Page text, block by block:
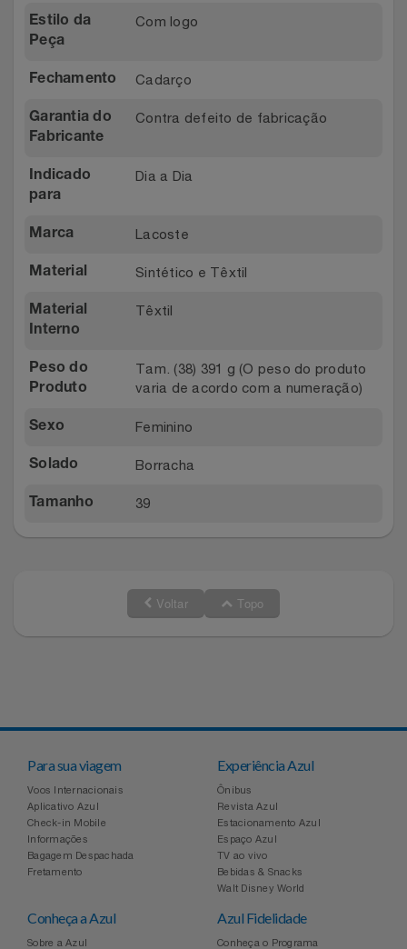
Relógios
Stanley Pmi
The Bar
Top Store
Estilo da
Peça
Com logo
Fechamento Cadarço
Garantia do
Fabricante
Contra defeito de fabricação
Indicado
para
Dia a Dia
Marca Lacoste
Material Sintético e Têxtil
Material
Interno
Têxtil
Peso do
Produto
Tam. (38) 391 g (O peso do produto
varia de acordo com a numeração)
Sexo Feminino
Solado Borracha
Tamanho 39
Voltar Topo
Para sua viagem
Voos Internacionais
Aplicativo Azul
Check-in Mobile
Informações
Bagagem Despachada
Fretamento
Experiência Azul
Ônibus
Revista Azul
Estacionamento Azul
Espaço Azul
TV ao vivo
Bebidas & Snacks
Walt Disney World
Conheça a Azul
Sobre a Azul
Azul Fidelidade
Conheça o Programa